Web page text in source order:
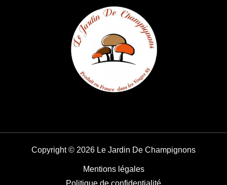
Copyright © 2026 Le Jardin De Champignons
Mentions légales
Politique de confidentialité